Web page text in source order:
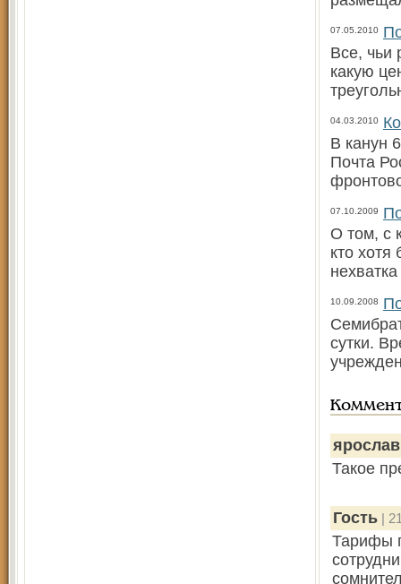
07.05.2010
Все, чьи
какую
04.03.2010
В канун
Почта
07.10.2009
О том, с
кто
10.09.2008
сутки.
Такое
Гость |
Тарифы